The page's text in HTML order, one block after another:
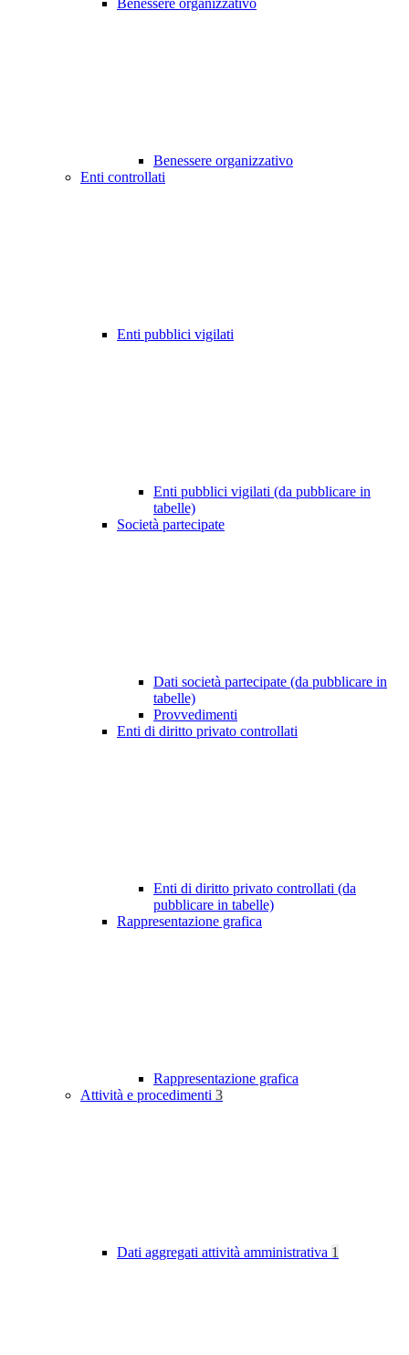
Benessere organizzativo
Benessere organizzativo
Enti controllati
Enti pubblici vigilati
Enti pubblici vigilati (da pubblicare in
tabelle)
Società partecipate
Dati società partecipate (da pubblicare in
tabelle)
Provvedimenti
Enti di diritto privato controllati
Enti di diritto privato controllati (da
pubblicare in tabelle)
Rappresentazione grafica
Rappresentazione grafica
Attività e procedimenti 3
Dati aggregati attività amministrativa 1